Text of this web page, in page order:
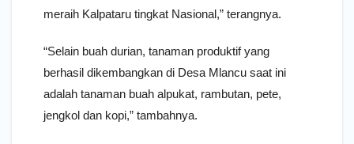
meraih Kalpataru tingkat Nasional,” terangnya.
“Selain buah durian, tanaman produktif yang
berhasil dikembangkan di Desa Mlancu saat ini
adalah tanaman buah alpukat, rambutan, pete,
jengkol dan kopi,” tambahnya.